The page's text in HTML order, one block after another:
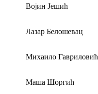
Војин Јешић
Лазар Белошевац
Михаило Гавриловић
Маша Шоргић